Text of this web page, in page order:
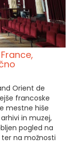
Orient de
francoske
mestne hiše
in muzej,
pogled na
na možnosti